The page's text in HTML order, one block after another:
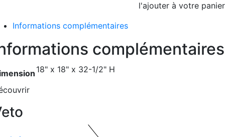
l'ajouter à votre panier
Informations complémentaires
complémentaires
18" x 18" x 32-1/2" H